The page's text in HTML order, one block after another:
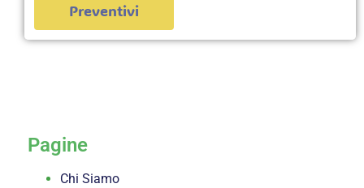
Preventivi
Pagine
Chi Siamo